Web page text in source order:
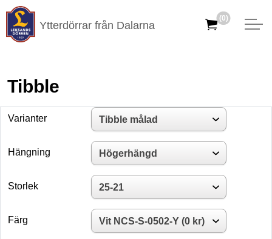
Ytterdörrar från Dalarna
(0)
Tibble
Varianter
Hängning
Storlek
Färg